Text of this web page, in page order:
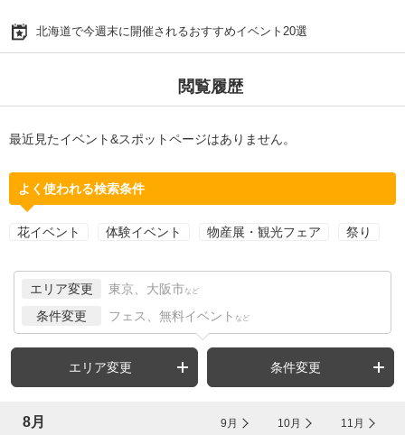
北海道で今週末に開催されるおすすめイベント20選
閲覧履歴
最近見たイベント&スポットページはありません。
よく使われる検索条件
花イベント 体験イベント 物産展・観光フェア 祭り
エリア変更 東京、大阪市 など
条件変更 フェス、無料イベント など
エリア変更 条件変更
8月 9月 10月 11月